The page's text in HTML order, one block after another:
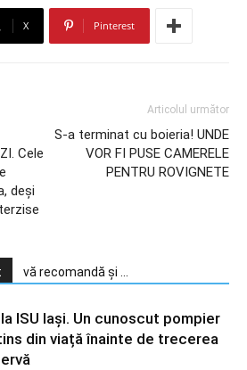
X Pinterest
Cele
deşi
Articolul următor
S-a terminat cu boieria! UNDE
VOR FI PUSE CAMERELE
PENTRU ROVIGNETE
vă recomandă și ...
ISU Iași. Un cunoscut pompier
din viață înainte de trecerea